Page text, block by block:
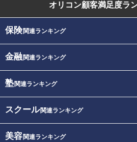
オリコン顧客満足度ラ
保険関連ランキング
金融関連ランキング
塾関連ランキング
スクール関連ランキング
美容関連ランキング